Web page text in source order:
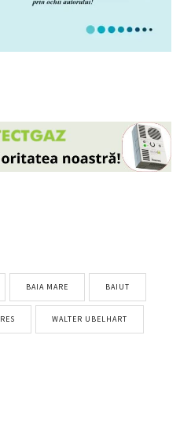
BAIA MARE BAIUT
WALTER UBELHART